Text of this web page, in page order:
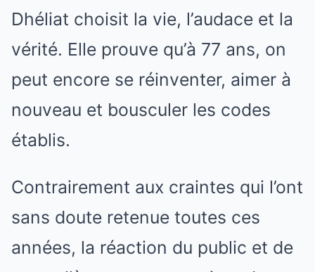
Dhéliat choisit la vie, l’audace et la
vérité. Elle prouve qu’à 77 ans, on
peut encore se réinventer, aimer à
nouveau et bousculer les codes
établis.
Contrairement aux craintes qui l’ont
sans doute retenue toutes ces
années, la réaction du public et de